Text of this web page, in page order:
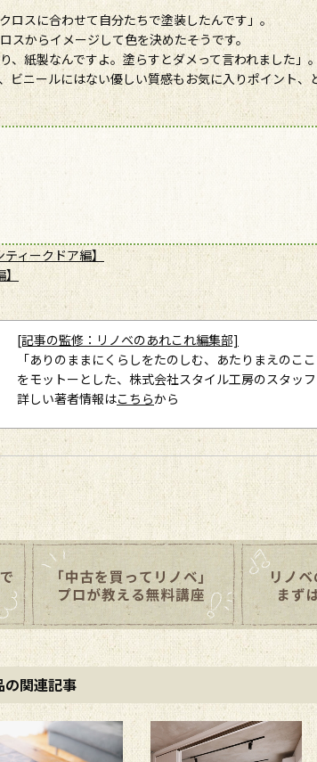
ロスに合わせて自分たちで塗装したんです」。
からイメージして色を決めたそうです。
、紙製なんですよ。塗らすとダメって言われました」。
ビニールにはない優しい質感もお気に入りポイント、
ィークドア編】
[記事の監修：リノベのあれこれ編集部]
「ありのままにくらしをたのしむ、あたりまえのここ
をモットーとした、株式会社スタイル工房のスタッフ
詳しい著者情報はこちらから
の関連記事